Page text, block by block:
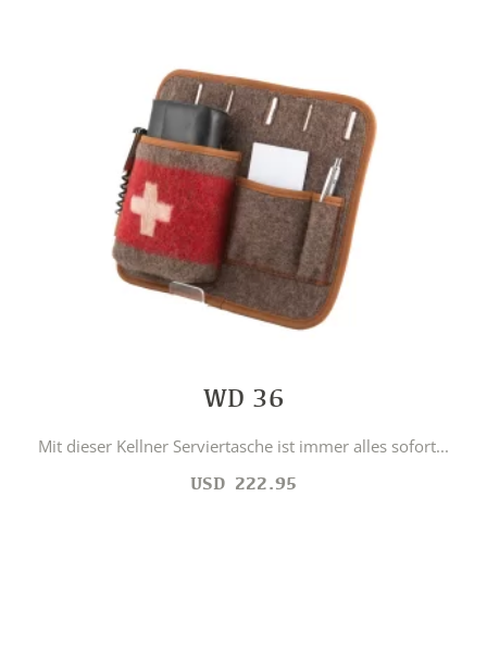
WD 36
Mit dieser Kellner Serviertasche ist immer alles sofort...
USD 222.95